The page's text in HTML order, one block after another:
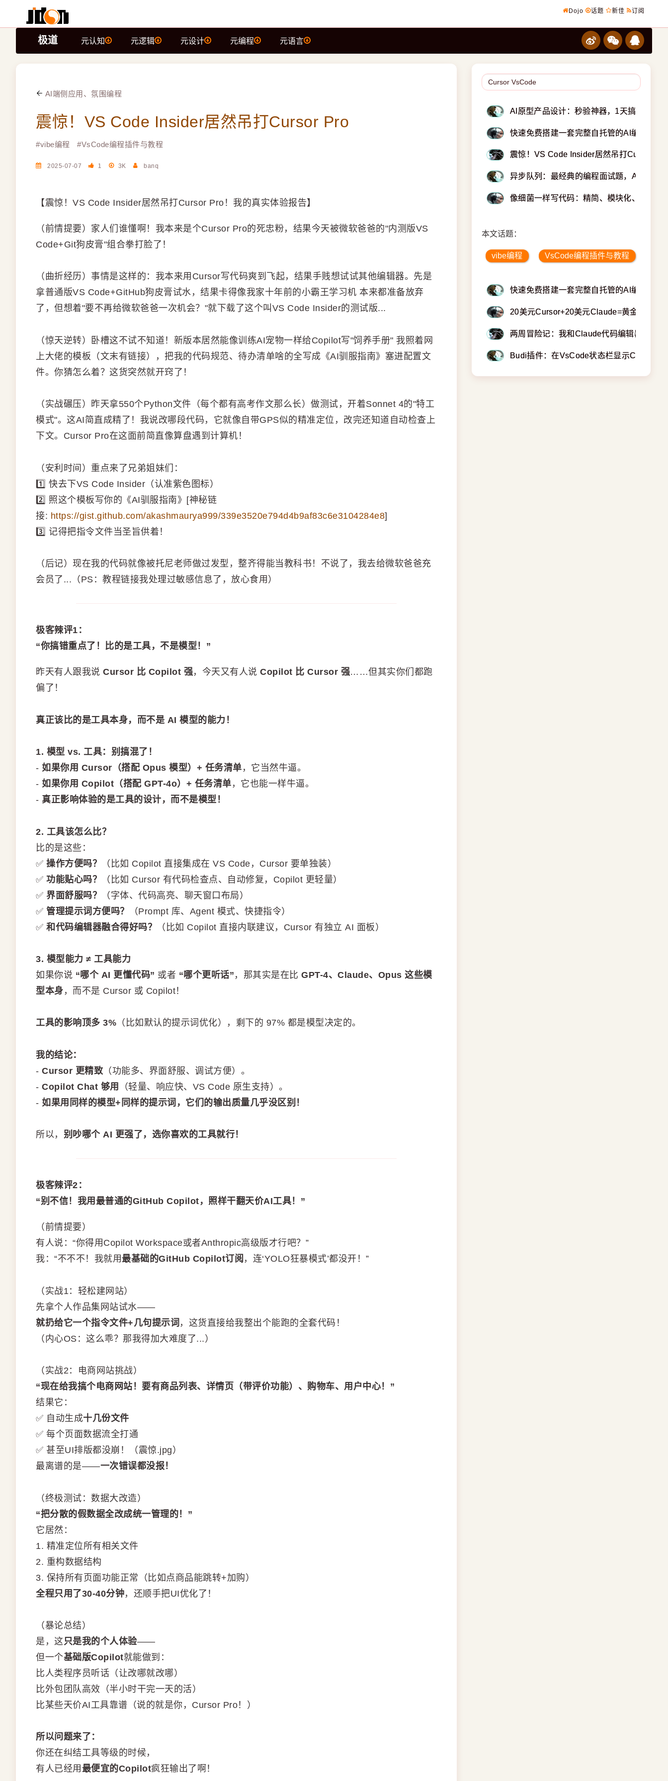
Dojo 话题 新佳 订阅
极道 元认知 元逻辑 元设计 元编程 元语言
AI端侧应用、氛围编程
震惊！VS Code Insider居然吊打Cursor Pro
#vibe编程 #VsCode编程插件与教程
2025-07-07 1 3K banq
【震惊！VS Code Insider居然吊打Cursor Pro！我的真实体验报告】
（前情提要）家人们谁懂啊！我本来是个Cursor Pro的死忠粉，结果今天被微软爸爸的"内测版VS
Code+Git狗皮膏"组合拳打脸了！
（曲折经历）事情是这样的：我本来用Cursor写代码爽到飞起，结果手贱想试试其他编辑器。先是
拿普通版VS Code+GitHub狗皮膏试水，结果卡得像我家十年前的小霸王学习机 本来都准备放弃
了，但想着"要不再给微软爸爸一次机会？"就下载了这个叫VS Code Insider的测试版...
（惊天逆转）卧槽这不试不知道！新版本居然能像训练AI宠物一样给Copilot写"饲养手册" 我照着网
上大佬的模板（文末有链接），把我的代码规范、待办清单啥的全写成《AI驯服指南》塞进配置文
件。你猜怎么着？这货突然就开窍了！
（实战碾压）昨天拿550个Python文件（每个都有高考作文那么长）做测试，开着Sonnet 4的"特工
模式"。这AI简直成精了！我说改哪段代码，它就像自带GPS似的精准定位，改完还知道自动检查上
下文。Cursor Pro在这面前简直像算盘遇到计算机！
（安利时间）重点来了兄弟姐妹们：
1️⃣ 快去下VS Code Insider（认准紫色图标）
2️⃣ 照这个模板写你的《AI驯服指南》[神秘链
接: https://gist.github.com/akashmaurya999/339e3520e794d4b9af83c6e3104284e8]
3️⃣ 记得把指令文件当圣旨供着！
（后记）现在我的代码就像被托尼老师做过发型，整齐得能当教科书！不说了，我去给微软爸爸充
会员了...（PS：教程链接我处理过敏感信息了，放心食用）
极客辣评1：
“你搞错重点了！比的是工具，不是模型！”
昨天有人跟我说 Cursor 比 Copilot 强，今天又有人说 Copilot 比 Cursor 强……但其实你们都跑
偏了！
真正该比的是工具本身，而不是 AI 模型的能力！
1. 模型 vs. 工具：别搞混了！
- 如果你用 Cursor（搭配 Opus 模型）+ 任务清单 ，它当然牛逼。
- 如果你用 Copilot（搭配 GPT-4o）+ 任务清单 ，它也能一样牛逼。
- 真正影响体验的是工具的设计，而不是模型！
2. 工具该怎么比？
比的是这些：
✅ 操作方便吗？
（比如 Copilot 直接集成在 VS Code，Cursor 要单独装）
✅ 功能贴心吗？
（比如 Cursor 有代码检查点、自动修复，Copilot 更轻量）
✅ 界面舒服吗？
（字体、代码高亮、聊天窗口布局）
✅ 管理提示词方便吗？
（Prompt 库、Agent 模式、快捷指令）
✅ 和代码编辑器融合得好吗？ （比如 Copilot 直接内联建议，Cursor 有独立 AI 面板）
3. 模型能力 ≠ 工具能力
如果你说 “哪个 AI 更懂代码” 或者 “哪个更听话” ，那其实是在比 GPT-4、Claude、Opus 这些模
型本身 ，而不是 Cursor 或 Copilot！
工具的影响顶多 3% （比如默认的提示词优化），剩下的 97% 都是模型决定的。
我的结论：
- Cursor 更精致 （功能多、界面舒服、调试方便）。
- Copilot Chat 够用
（轻量、响应快、VS Code 原生支持）。
- 如果用同样的模型+同样的提示词，它们的输出质量几乎没区别！
所以， 别吵哪个 AI 更强了，选你喜欢的工具就行！
极客辣评2：
“别不信！我用最普通的GitHub Copilot，照样干翻天价AI工具！”
（前情提要）
有人说：“你得用Copilot Workspace或者Anthropic高级版才行吧？”
我：“不不不！我就用最基础的GitHub Copilot订阅 ，连‘YOLO狂暴模式’都没开！”
（实战1：轻松建网站）
先拿个人作品集网站试水——
就扔给它一个指令文件+几句提示词 ，这货直接给我整出个能跑的全套代码！
（内心OS：这么乖？那我得加大难度了...）
（实战2：电商网站挑战）
“现在给我搞个电商网站！要有商品列表、详情页（带评价功能）、购物车、用户中心！”
结果它：
✅ 自动生成十几份文件
✅ 每个页面数据流全打通
✅ 甚至UI排版都没崩！（震惊.jpg）
最离谱的是——一次错误都没报！
（终极测试：数据大改造）
“把分散的假数据全改成统一管理的！”
它居然：
1. 精准定位所有相关文件
2. 重构数据结构
3. 保持所有页面功能正常（比如点商品能跳转+加购）
全程只用了30-40分钟，还顺手把UI优化了！
（暴论总结）
是，这只是我的个人体验——
但一个基础版Copilot就能做到：
比人类程序员听话（让改哪就改哪）
比外包团队高效（半小时干完一天的活）
比某些天价AI工具靠谱（说的就是你，Cursor Pro！）
所以问题来了：
你还在纠结工具等级的时候，
有人已经用 最便宜的Copilot疯狂输出了啊！
AI原型产品设计：秒验神器，1天搞定测试！
快速免费搭建一套完整自托管的AI编程助手
震惊！VS Code Insider居然吊打Cursor Pro
异步队列：最经典的编程面试题，AI也犯难
像细菌一样写代码：精简、模块化、易复制
本文话题：
vibe编程 VsCode编程插件与教程
快速免费搭建一套完整自托管的AI编程助手
20美元Cursor+20美元Claude=黄金AI编程
两周冒险记：我和Claude代码编辑器的爱
Budi插件：在VsCode状态栏显示Copilot使